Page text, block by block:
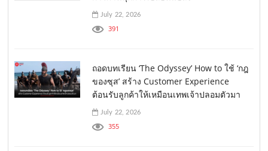
July 22, 2026
391
ถอดบทเรียน ‘The Odyssey’ How to ใช้ ‘กฎ
ของซุส’ สร้าง Customer Experience
ต้อนรับลูกค้าให้เหมือนเทพเจ้าปลอมตัวมา
July 22, 2026
355